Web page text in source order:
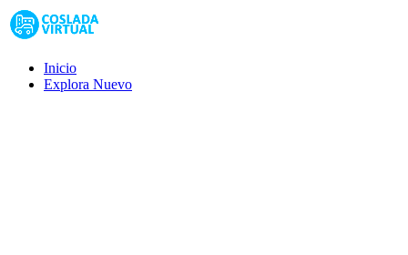
Inicio
Explora Nuevo